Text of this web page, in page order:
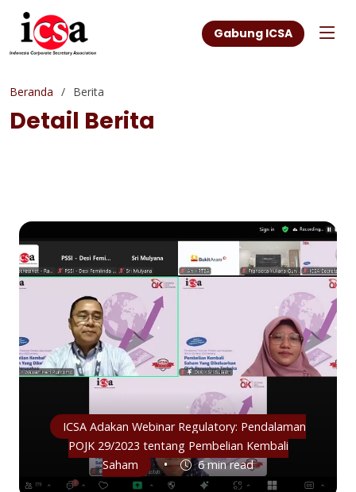
Gabung ICSA
Beranda Berita
Detail Berita
ICSA Adakan Webinar Regulatory: Pendalaman
POJK 29/2023 tentang Pembelian Kembali
Saham
• 6 min read